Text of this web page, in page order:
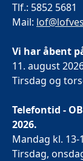
Tlf.: 5852 5681
Mail:
Vi har åbent
11. august
Tirsdag og
Telefontid -
2026.
Mandag kl. 13-
Tirsdag,